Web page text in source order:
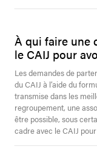
À qui faire une
le CAIJ pour
Les demandes de
du CAIJ à l’aide du
transmise dans les
regroupement, une
être possible, sous
cadre avec le CAIJ